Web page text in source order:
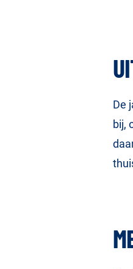
De
bij,